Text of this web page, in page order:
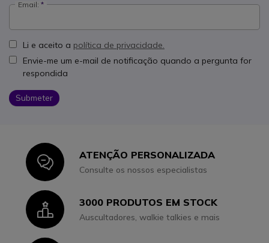
Email:
Li e aceito a política de privacidade.
Envie-me um e-mail de notificação quando a pergunta for
respondida
Submeter
IconATENÇÃO PERSONALIZADA
Consulte os nossos especialistas
Icon3000 PRODUTOS EM STOCK
Auscultadores, walkie talkies e mais